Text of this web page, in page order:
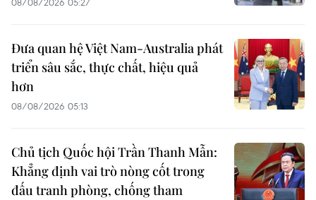
Đưa quan hệ Việt Nam-Australia phát
triển sâu sắc, thực chất, hiệu quả
hơn
08/08/2026 05:13
Chủ tịch Quốc hội Trần Thanh Mẫn:
Khẳng định vai trò nòng cốt trong
đấu tranh phòng, chống tham